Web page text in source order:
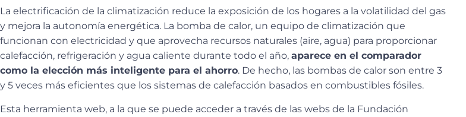
La electrificación de la climatización reduce la exposición de los hogares a la volatilidad del gas
y mejora la autonomía energética. La bomba de calor, un equipo de climatización que
funcionan con electricidad y que aprovecha recursos naturales (aire, agua) para proporcionar
calefacción, refrigeración y agua caliente durante todo el año, aparece en el comparador
como la elección más inteligente para el ahorro. De hecho, las bombas de calor son entre 3
y 5 veces más eficientes que los sistemas de calefacción basados en combustibles fósiles.
Esta herramienta web, a la que se puede acceder a través de las webs de la Fundación